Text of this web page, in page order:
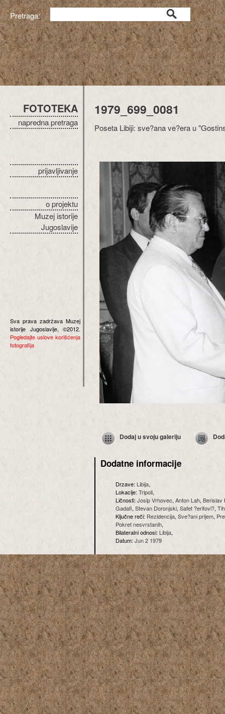
Pretraga:
FOTOTEKA
napredna pretraga
prijavljivanje
o projektu
Muzej istorije
Jugoslavije
Sva prava zadržava Muzej
istorije Jugoslavije, ©2012.
Pogledajte uslove korišćenja
fotografija
1979_699_0081
Poseta Libiji: sve?ana ve?era u
Dodaj u svoju galeriju
Dodatne informacije
Drzave:Libija,
Lokacije:Tripoli,
Ličnosti:Josip Vrhovec, Anton Lah, Berislav
Gadafi, Stevan Doronjski, Safet ?erifovi?,
Ključne reči: Rezidencija, Sve?ani prijem,
Pokret nesvrstanih,
Bilateralni odnosi: Libija,
Datum: Jun 2 1979